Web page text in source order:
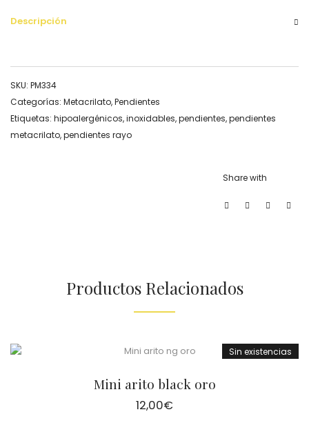
Descripción
SKU: PM334
Categorías: Metacrilato,Pendientes
Etiquetas: hipoalergénicos,inoxidables,pendientes,pendientes
metacrilato,pendientes rayo
Share with
Productos Relacionados
Sin existencias
Mini arito black oro
12,00€